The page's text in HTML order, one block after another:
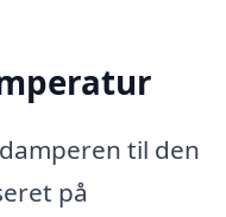
til den
på